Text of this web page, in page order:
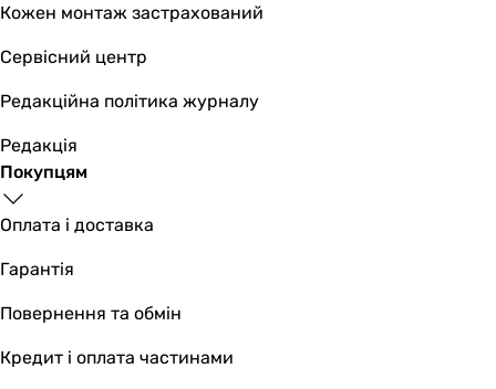
Кожен монтаж застрахований
Сервісний центр
Редакційна політика журналу
Редакція
Покупцям
Оплата і доставка
Гарантія
Повернення та обмін
Кредит і оплата частинами